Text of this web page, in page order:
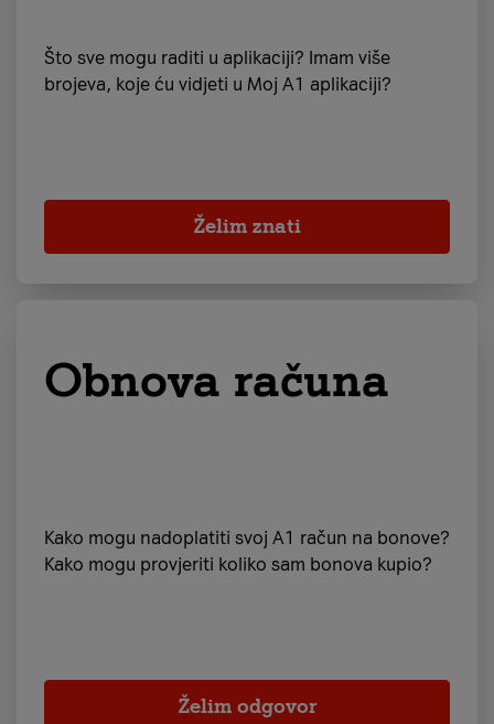
Što sve mogu raditi u aplikaciji? Imam više
brojeva, koje ću vidjeti u Moj A1 aplikaciji?
Želim znati
Obnova računa
Kako mogu nadoplatiti svoj A1 račun na bonove?
Kako mogu provjeriti koliko sam bonova kupio?
Želim odgovor